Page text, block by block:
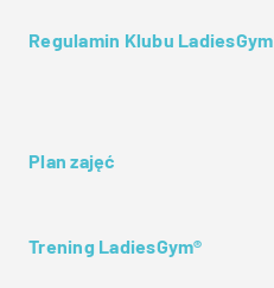
Regulamin Klubu LadiesGym
Plan zajęć
Trening LadiesGym®